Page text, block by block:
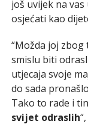
još uvijek na
osjećati kao
“Možda joj zbog
smislu biti
utjecaja svoje
do sada
Tako to rade i
svijet odraslih